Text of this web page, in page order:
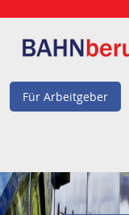
Für Arbeitgeber